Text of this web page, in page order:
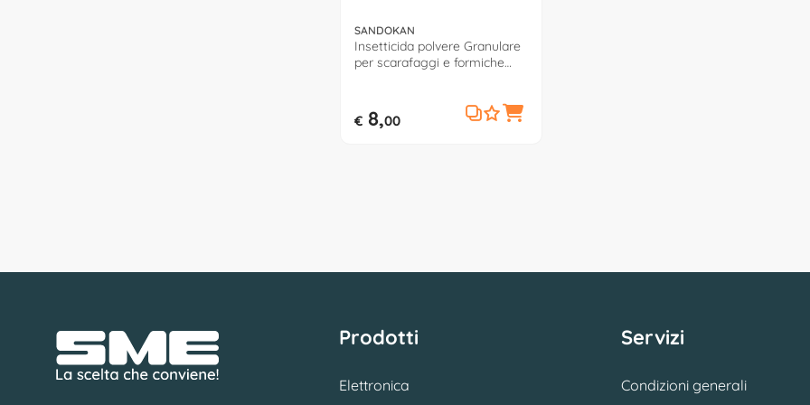
SANDOKAN
Insetticida polvere Granulare
per scarafaggi e formiche
€8,00
Prodotti
Elettronica
Servizi
Condizioni generali